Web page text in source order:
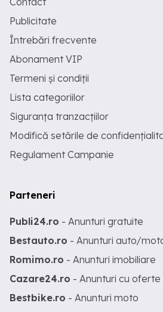
Publicitate
Întrebări frecvente
Abonament VIP
Termeni și condiții
Lista categoriilor
Siguranța tranzacțiilor
Modifică setările de
Regulament Campanie
Parteneri
Publi24.ro - Anunturi gratuite
Bestauto.ro - Anunturi auto/
Romimo.ro - Anunturi imobiliare
Cazare24.ro - Anunturi cu
Bestbike.ro - Anunturi moto